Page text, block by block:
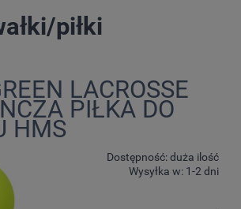
piłki
LACROSSE
PIŁKA DO
HMS
Dostępność:duża ilość
Wysyłka w: 1-2 dni